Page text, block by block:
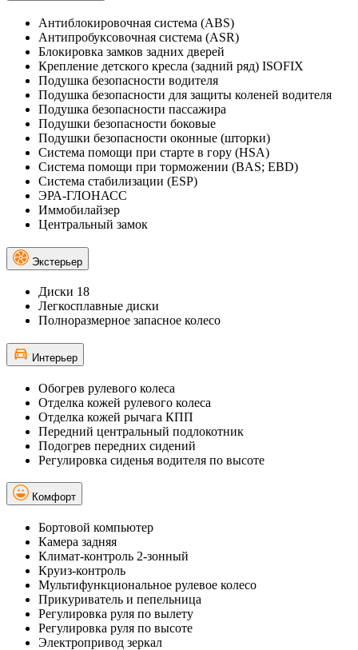
Антиблокировочная система (ABS)
Антипробуксовочная система (ASR)
Блокировка замков задних дверей
Крепление детского кресла (задний ряд) ISOFIX
Подушка безопасности водителя
Подушка безопасности для защиты коленей водителя
Подушка безопасности пассажира
Подушки безопасности боковые
Подушки безопасности оконные (шторки)
Система помощи при старте в гору (HSA)
Система помощи при торможении (BAS; EBD)
Система стабилизации (ESP)
ЭРА-ГЛОНАСС
Иммобилайзер
Центральный замок
Экстерьер
Диски 18
Легкосплавные диски
Полноразмерное запасное колесо
Интерьер
Обогрев рулевого колеса
Отделка кожей рулевого колеса
Отделка кожей рычага КПП
Передний центральный подлокотник
Подогрев передних сидений
Регулировка сиденья водителя по высоте
Комфорт
Бортовой компьютер
Камера задняя
Климат-контроль 2-зонный
Круиз-контроль
Мультифункциональное рулевое колесо
Прикуриватель и пепельница
Регулировка руля по вылету
Регулировка руля по высоте
Электропривод зеркал